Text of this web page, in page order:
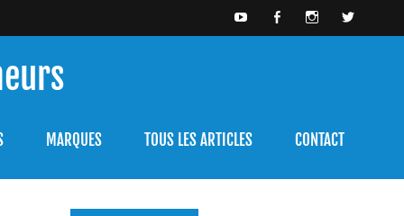
MARQUES TOUS LES ARTICLES CONTACT